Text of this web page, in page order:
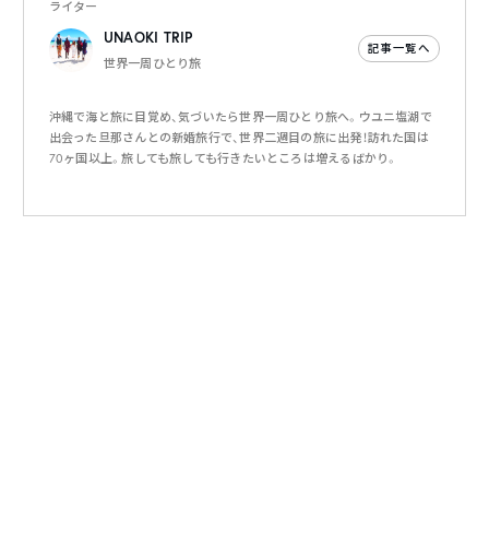
ライター
UNAOKI TRIP
世界一周ひとり旅
記事一覧へ
沖縄で海と旅に目覚め、気づいたら世界一周ひとり旅へ。ウユニ塩湖で
出会った旦那さんとの新婚旅行で、世界二週目の旅に出発！訪れた国は
70ヶ国以上。旅しても旅しても行きたいところは増えるばかり。